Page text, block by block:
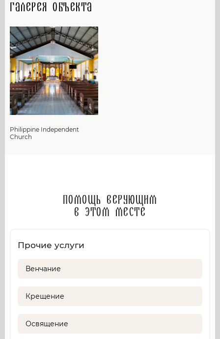
Галерея объекта
Philippine Independent
Church
Помощь верующим
в этом месте
Прочие услуги
Венчание
Крещение
Освящение